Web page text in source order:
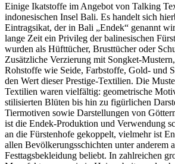
Einige Ikatstoffe im Angebot von Talking
indonesischen Insel Bali. Es handelt sich
Eintragsikat, der in Bali „Endek“ genannt
lange Zeit ein Privileg der balinesischen
wurden als Hüfttücher, Brusttücher oder
Zusätzliche Verzierung mit Songket-
Rohstoffe wie Seide, Farbstoffe, Gold- und
den Wert dieser Prestige-Textilien. Die
Textilien waren vielfältig: geometrische
stilisierten Blüten bis hin zu figürlichen
Tiermotiven sowie Darstellungen von
ist die Endek-Produktion und Verwendung
an die Fürstenhofe gekoppelt, vielmehr ist
allen Bevölkerungsschichten unter anderem
Festtagsbekleidung beliebt. In zahlreichen